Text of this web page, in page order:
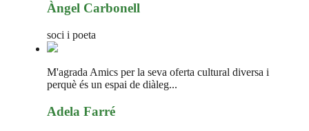
Àngel Carbonell
soci i poeta
M'agrada Amics per la seva oferta cultural diversa i
perquè és un espai de diàleg...
Adela Farré